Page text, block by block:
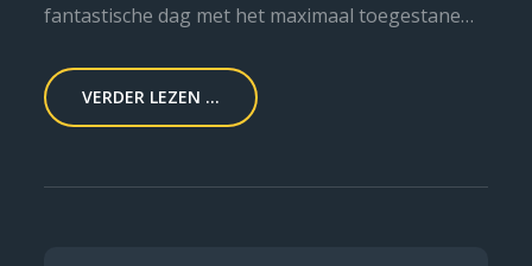
fantastische dag met het maximaal toegestane…
VERDER LEZEN ...